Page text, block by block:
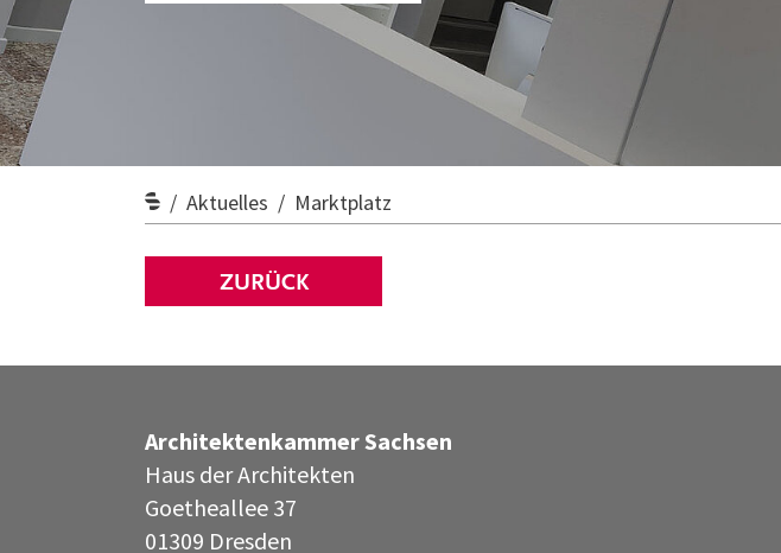
Aktuelles Marktplatz
ZURÜCK
Architektenkammer Sachsen
Haus der Architekten
Goetheallee 37
01309 Dresden